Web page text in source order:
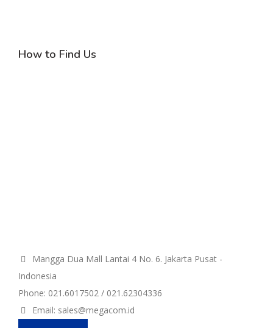
How to Find Us
Mangga Dua Mall Lantai 4 No. 6. Jakarta Pusat -
Indonesia
Phone: 021.6017502 / 021.62304336
Email: sales@megacom.id